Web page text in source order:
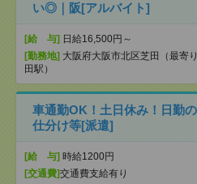
い◎｜阪[アルバイト]
[給 与] 日給16,500円～
[勤務地] 大阪府大阪市北区芝田（最寄
田駅）
車通勤OK！土日休み！日勤
仕分け等[派遣]
[給 与] 時給1200円
[交通費]交通費支給有り